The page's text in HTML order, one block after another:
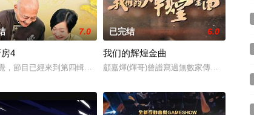
、橫城三地為主：走訪韓國的「國境之南」，深入釜山感受帶
」主持梁芷珮特意遠赴歐洲四個國家，看看運動員如何準備比賽，並親
7.0
4
，節目已經來到第四輯。今輯沒有新賣點，因為阿爺廚房只賣舊不賣
已完结 6.0
我们的辉煌金曲
顧嘉煇(煇哥)曾譜寫過無數家傳戶曉的金